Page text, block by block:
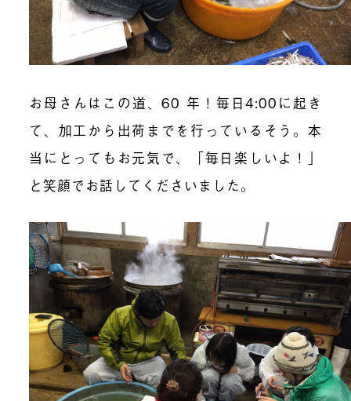
お母さんはこの道、60 年！毎日4:00に起き
て、加工から出荷までを行っているそう。本
当にとってもお元気で、「毎日楽しいよ！」
と笑顔でお話してくださいました。